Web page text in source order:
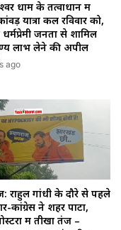
धाम के तत्वाधान में
यात्रा कल रविवार को,
जनता से शामिल
लाभ लेने की अपील
ago
राहुल गांधी के दौरे से पहले
कांग्रेस ने शहर पाटा,
में तीखा तंज –